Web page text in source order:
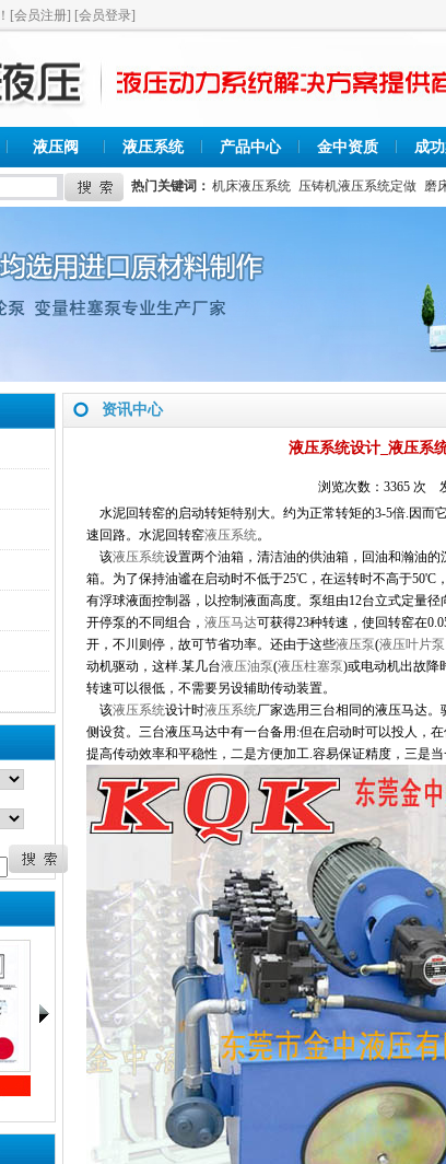
[会员注册] [会员登录]
液压阀 液压系统 产品中心 金中资质 成
热门关键词： 机床液压系统 压铸机液压系统定做 磨
资讯中心
液压系统设计_液压系
浏览次数：3365 次
水泥回转窑的启动转矩特别大。约为正常转矩的3-5倍. 因而
速回路。水泥回转窑液压系统。
该液压系统设置两个油箱，清洁油的供油箱，回油和瀚油
箱。为了保持油谧在启动时不低于25'C，在运转时不高于50'C
有浮球液面控制器，以控制液面高度。泵组由12台立式定量径
开停泵的不同组合， 液压马达可获得23种转速，使回转窑在
开，不川则停，故可节省功率。还由于这些液压泵(液压叶片泵
动机驱动，这样.某几台液压油泵(液压柱塞泵)或电动机出故降
转速可以很低，不需要另设辅助传动装置。
该液压系统设计时液压系统厂家选用三台相同的液压马达
侧设贫。三台液压马达中有一台备用 :但在启动时可以投人，
提高传动效率和平稳性，二是方便加工.容易保证精度，三是